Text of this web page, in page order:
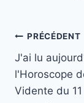
de
l’article
PRÉCÉDENT
J'ai lu
l'Horoscope
Vidente du 11